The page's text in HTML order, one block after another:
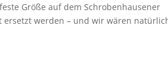
Größe auf dem Schrobenhausener
ersetzt werden – und wir wären